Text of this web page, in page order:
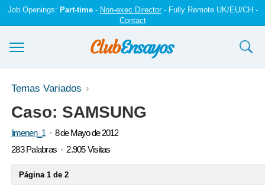
Job Openings: Part-time- Non-exec Director- Fully Remote UK/EU/CH -
Contact
Ensayos y trabajos
Registrarse
Iniciar sesión
Temas Variados
Caso: SAMSUNG
limenen_1
8 de Mayo de 2012
283 Palabras
2.905 Visitas
Página 1 de 2